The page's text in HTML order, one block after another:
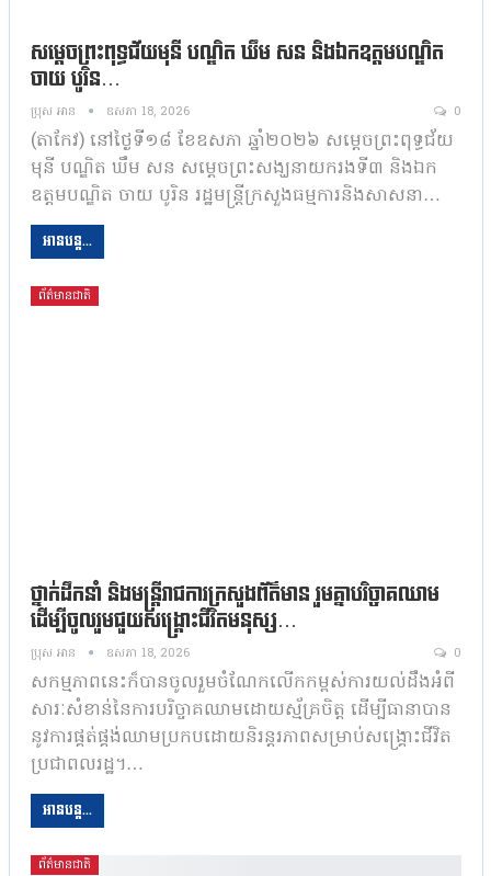
សម្តេចព្រះពុទ្ធជ័យមុនី បណ្ឌិត ឃឹម សន និងឯកឧត្តមបណ្ឌិត
ចាយ បូរិន…
ប្រុស អាន ឧសភា 18, 2026 0
(តាកែវ) នៅថ្ងៃទី១៨ ខែឧសភា ឆ្នាំ២០២៦​ សម្តេចព្រះពុទ្ធជ័យ
មុនី បណ្ឌិត ឃឹម សន សម្តេចព្រះសង្ឃនាយករងទី៣ និងឯក
ឧត្តមបណ្ឌិត ចាយ បូរិន រដ្ឋមន្ត្រីក្រសួងធម្មការនិងសាសនា…
អានបន្ត...
ព័ត៌មានជាតិ
ថ្នាក់ដឹកនាំ និងមន្ត្រីរាជការក្រសួងព័ត៌មាន រួមគ្នាបរិច្ចាគឈាម
ដើម្បីចូលរួមជួយសង្គ្រោះជីវិតមនុស្ស…
ប្រុស អាន ឧសភា 18, 2026 0
សកម្មភាពនេះក៏បានចូលរួមចំណែកលើកកម្ពស់ការយល់ដឹងអំពី
សារៈសំខាន់នៃការបរិច្ចាគឈាមដោយស្ម័គ្រចិត្ត ដើម្បីធានាបាន
នូវការផ្គត់ផ្គង់ឈាមប្រកបដោយនិរន្តរភាពសម្រាប់សង្គ្រោះជីវិត
ប្រជាពលរដ្ឋ។…
អានបន្ត...
ព័ត៌មានជាតិ